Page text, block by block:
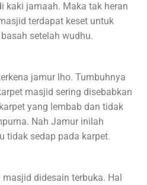
kaki jamaah. Maka tak heran
terdapat keset untuk
setelah wudhu.
jamur lho. Tumbuhnya
masjid sering disebabkan
yang lembab dan tidak
Nah Jamur inilah
tidak sedap pada karpet.
didesain terbuka. Hal